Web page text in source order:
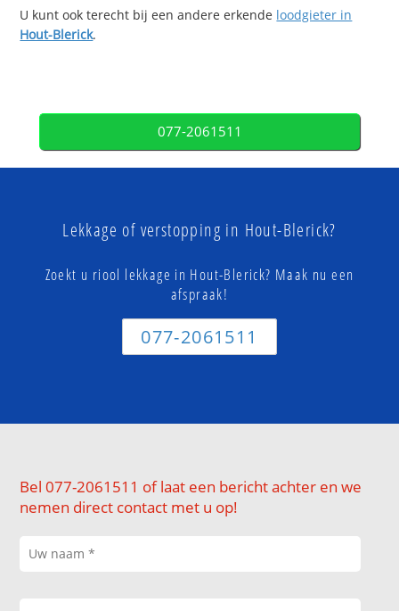
U kunt ook terecht bij een andere erkende loodgieter in
Hout-Blerick.
077-2061511
Lekkage of verstopping in Hout-Blerick?
Zoekt u riool lekkage in Hout-Blerick? Maak nu een
afspraak!
077-2061511
Bel 077-2061511 of laat een bericht achter en we
nemen direct contact met u op!